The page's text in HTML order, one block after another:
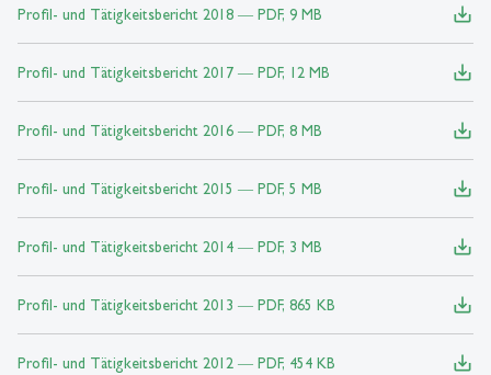
Profil- und Tätigkeitsbericht 2018 ― PDF, 9 MB save_alt
Profil- und Tätigkeitsbericht 2017 ― PDF, 12 MB save_alt
Profil- und Tätigkeitsbericht 2016 ― PDF, 8 MB save_alt
Profil- und Tätigkeitsbericht 2015 ― PDF, 5 MB save_alt
Profil- und Tätigkeitsbericht 2014 ― PDF, 3 MB save_alt
Profil- und Tätigkeitsbericht 2013 ― PDF, 865 KB save_alt
Profil- und Tätigkeitsbericht 2012 ― PDF, 454 KB save_alt